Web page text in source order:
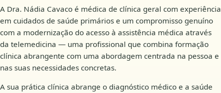
A Dra. Nádia Cavaco é médica de clínica geral com experiência
em cuidados de saúde primários e um compromisso genuíno
com a modernização do acesso à assistência médica através
da telemedicina — uma profissional que combina formação
clínica abrangente com uma abordagem centrada na pessoa e
nas suas necessidades concretas.
A sua prática clínica abrange o diagnóstico médico e a saúde